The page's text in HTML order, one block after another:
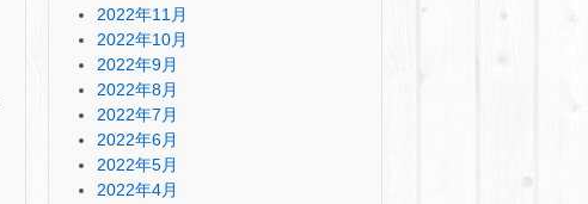
2022年11月
2022年10月
2022年9月
2022年8月
2022年7月
2022年6月
2022年5月
2022年4月